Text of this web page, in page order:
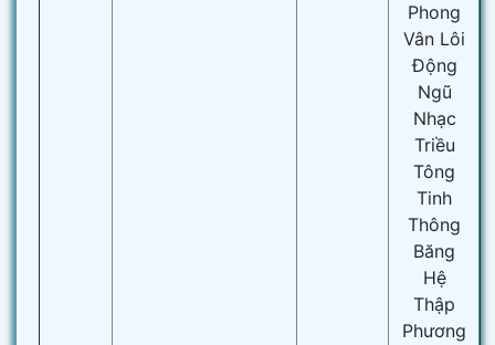
Phong
Vân Lôi
Động
Ngũ
Nhạc
Triều
Tông
Tinh
Thông
Băng
Hệ
Thập
Phương